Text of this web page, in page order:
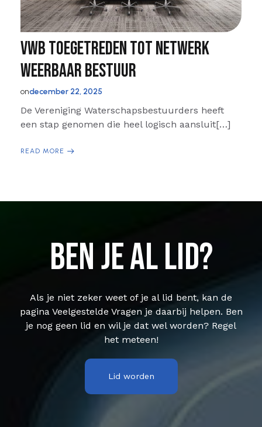
VWB toegetreden tot Netwerk
Weerbaar Bestuur
ondecember 22, 2025
De Vereniging Waterschapsbestuurders heeft
een stap genomen die heel logisch aansluit[…]
READ MORE
Ben je al lid?
Als je niet zeker weet of je al lid bent, kan de
pagina Veelgestelde Vragen je daarbij helpen. Ben
je nog geen lid en wil je dat wel worden? Regel
het meteen!
Lid worden